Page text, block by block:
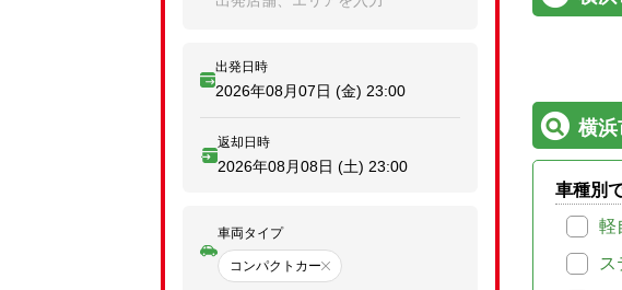
横浜
車種別
軽
ス
出発日時
2026年08月07日 (金) 23:00
返却日時
2026年08月08日 (土) 23:00
車両タイプ
コンパクトカー